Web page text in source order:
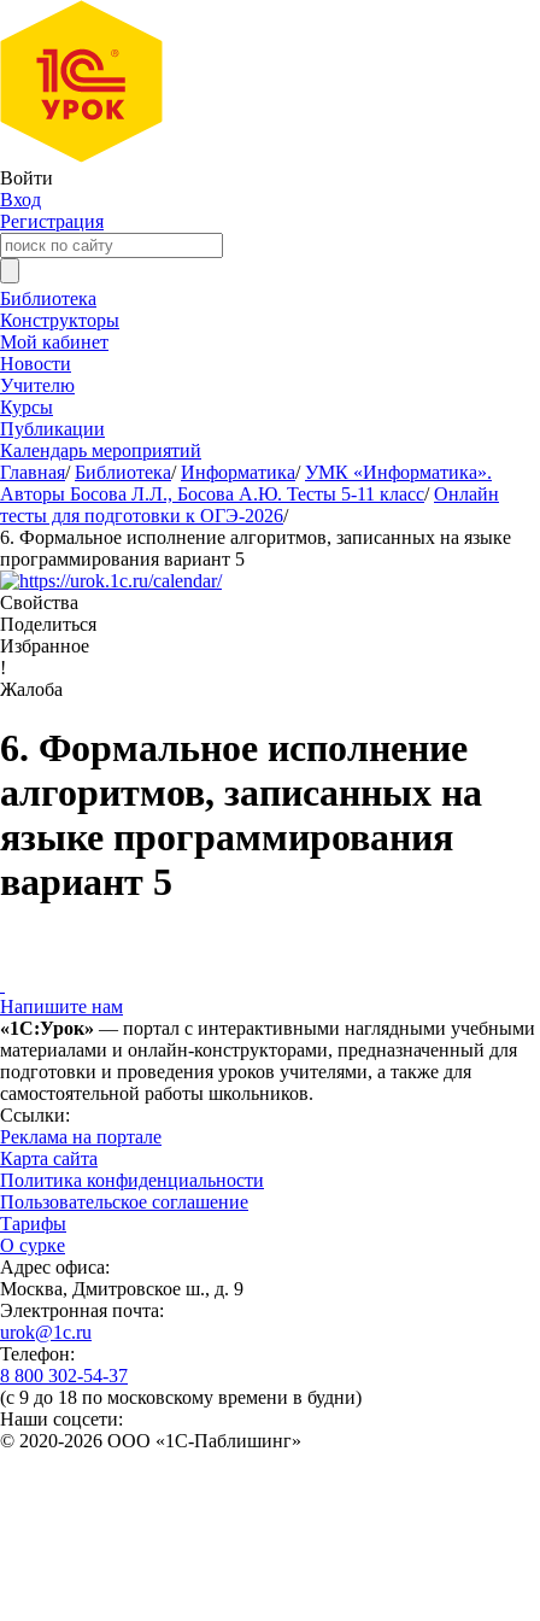
Войти
Вход
Регистрация
Библиотека
Конструкторы
Мой кабинет
Новости
Учителю
Курсы
Публикации
Календарь мероприятий
Главная/ Библиотека/ Информатика/ УМК «Информатика».
Авторы Босова Л.Л., Босова А.Ю. Тесты 5-11 класс/ Онлайн
тесты для подготовки к ОГЭ-2026/
6. Формальное исполнение алгоритмов, записанных на языке
программирования вариант 5
Свойства
Поделиться
Избранное
!
Жалоба
6. Формальное исполнение
алгоритмов, записанных на
языке программирования
вариант 5
Напишите нам
«1С:Урок» — портал с интерактивными наглядными учебными
материалами и онлайн-конструкторами, предназначенный для
подготовки и проведения уроков учителями, а также для
самостоятельной работы школьников.
Ссылки:
Реклама на портале
Карта сайта
Политика конфиденциальности
Пользовательское соглашение
Тарифы
О сурке
Адрес офиса:
Москва, Дмитровское ш., д. 9
Электронная почта:
urok@1c.ru
Телефон:
8 800 302-54-37
(с 9 до 18 по московскому времени в будни)
Наши соцсети:
© 2020-2026 OOO «1С-Паблишинг»